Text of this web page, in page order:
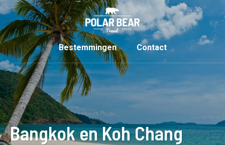
Bestemmingen Contact
Bangkok en Koh Chang